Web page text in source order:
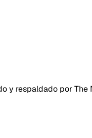
y respaldado por The